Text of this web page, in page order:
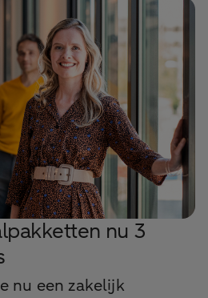
nu 3
nu een zakelijk